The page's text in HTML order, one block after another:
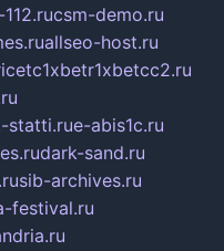
csm-demo.ru
allseo-host.ru
statti.rue-abis1c.ru
dark-sand.ru
sib-archives.ru
festival.ru